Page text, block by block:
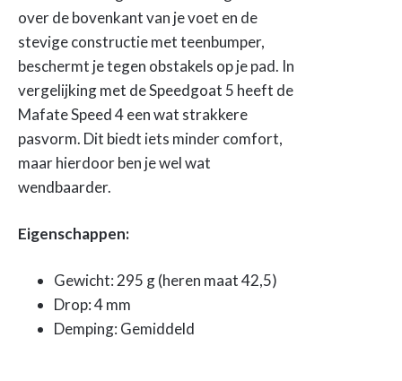
over de bovenkant van je voet en de
stevige constructie met teenbumper,
beschermt je tegen obstakels op je pad. In
vergelijking met de Speedgoat 5 heeft de
Mafate Speed 4 een wat strakkere
pasvorm. Dit biedt iets minder comfort,
maar hierdoor ben je wel wat
wendbaarder.
Eigenschappen:
Gewicht: 295 g (heren maat 42,5)
Drop: 4 mm
Demping: Gemiddeld